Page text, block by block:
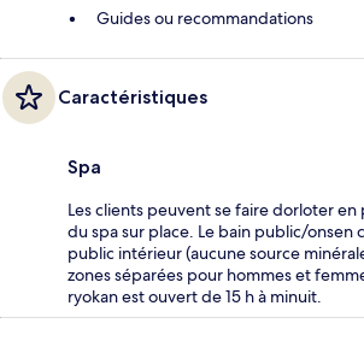
Guides ou recommandations
Caractéristiques
Spa
Les clients peuvent se faire dorloter
du spa sur place. Le bain public/onsen
public intérieur (aucune source
zones séparées pour hommes et
ryokan est ouvert de 15 h à minuit.